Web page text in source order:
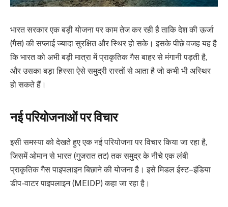
भारत सरकार एक बड़ी योजना पर काम तेज कर रही है ताकि देश की ऊर्जा
(गैस) की सप्लाई ज्यादा सुरक्षित और स्थिर हो सके। इसके पीछे वजह यह है
कि भारत को अभी बड़ी मात्रा में प्राकृतिक गैस बाहर से मंगानी पड़ती है,
और उसका बड़ा हिस्सा ऐसे समुद्री रास्तों से आता है जो कभी भी अस्थिर
हो सकते हैं।
नई परियोजनाओं पर विचार
इसी समस्या को देखते हुए एक नई परियोजना पर विचार किया जा रहा है,
जिसमें ओमान से भारत (गुजरात तट) तक समुद्र के नीचे एक लंबी
प्राकृतिक गैस पाइपलाइन बिछाने की योजना है। इसे मिडल ईस्ट–इंडिया
डीप-वाटर पाइपलाइन (MEIDP) कहा जा रहा है।